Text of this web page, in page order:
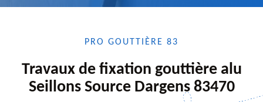
PRO GOUTTIÈRE 83
Travaux de fixation gouttière alu
Seillons Source Dargens 83470